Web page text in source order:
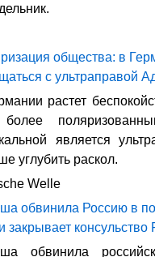
общества: в
с ультраправой
растет
является
углубить раскол.
Welle
обвинила Россию в
закрывает
обвинила